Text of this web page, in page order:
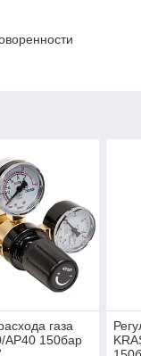
газа
АР40 150бар